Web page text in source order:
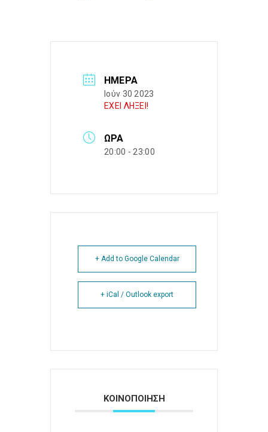
ΗΜΈΡΑ
Ιούν 30 2023
ΕΧΕΙ ΛΗΞΕΙ!
ΏΡΑ
20:00 - 23:00
+ Add to Google Calendar
+ iCal / Outlook export
ΚΟΙΝΟΠΟΙΗΣΗ